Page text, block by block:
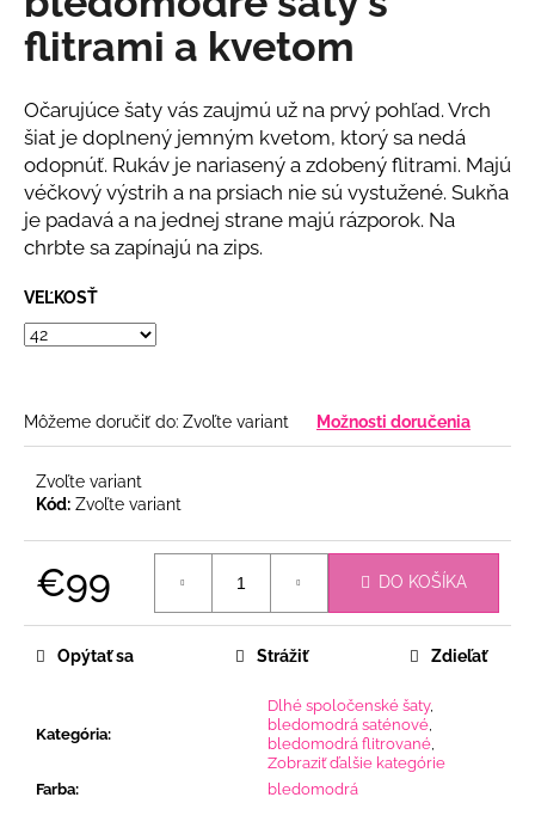
z
5
hviezdičiek.
flitrami a kvetom
Očarujúce šaty vás zaujmú už na prvý pohľad. Vrch
šiat je doplnený jemným kvetom, ktorý sa nedá
odopnúť. Rukáv je nariasený a zdobený flitrami. Majú
véčkový výstrih a na prsiach nie sú vystužené. Sukňa
je padavá a na jednej strane majú rázporok. Na
chrbte sa zapínajú na zips.
VEĽKOSŤ
Môžeme doručiť do: Zvoľte variant Možnosti doručenia
Zvoľte variant
Kód: Zvoľte variant
€99 DO KOŠÍKA
Kategória:
Dlhé spoločenské šaty,
bledomodrá saténové
bledomodrá flitrované
Zobraziť ďalšie kategórie
Farba: bledomodrá
Opýtať sa Strážiť Zdieľať
a
m
RUŽOVÝ
KOMPLET
S
KVETINOU
€108